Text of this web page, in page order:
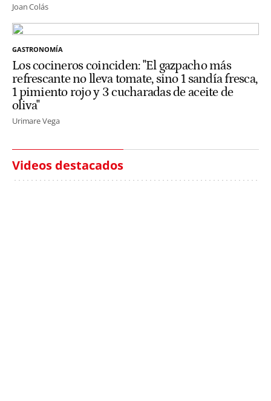
Joan Colás
GASTRONOMÍA
Los cocineros coinciden: "El gazpacho más
refrescante no lleva tomate, sino 1 sandía fresca,
1 pimiento rojo y 3 cucharadas de aceite de
oliva"
Urimare Vega
Videos destacados